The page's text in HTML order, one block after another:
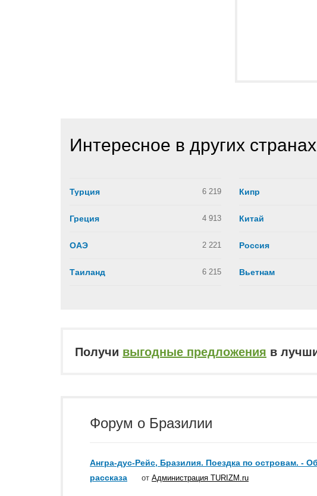
Интересное в других странах
Турция 6 219
Греция 4 913
ОАЭ 2 221
Таиланд 6 215
Кипр
Китай
Россия
Вьетнам
Получи выгодные предложения в
Форум о Бразилии
Ангра-дус-Рейс, Бразилия. Поездка по островам. -
рассказа
от Администрация TURIZM.ru